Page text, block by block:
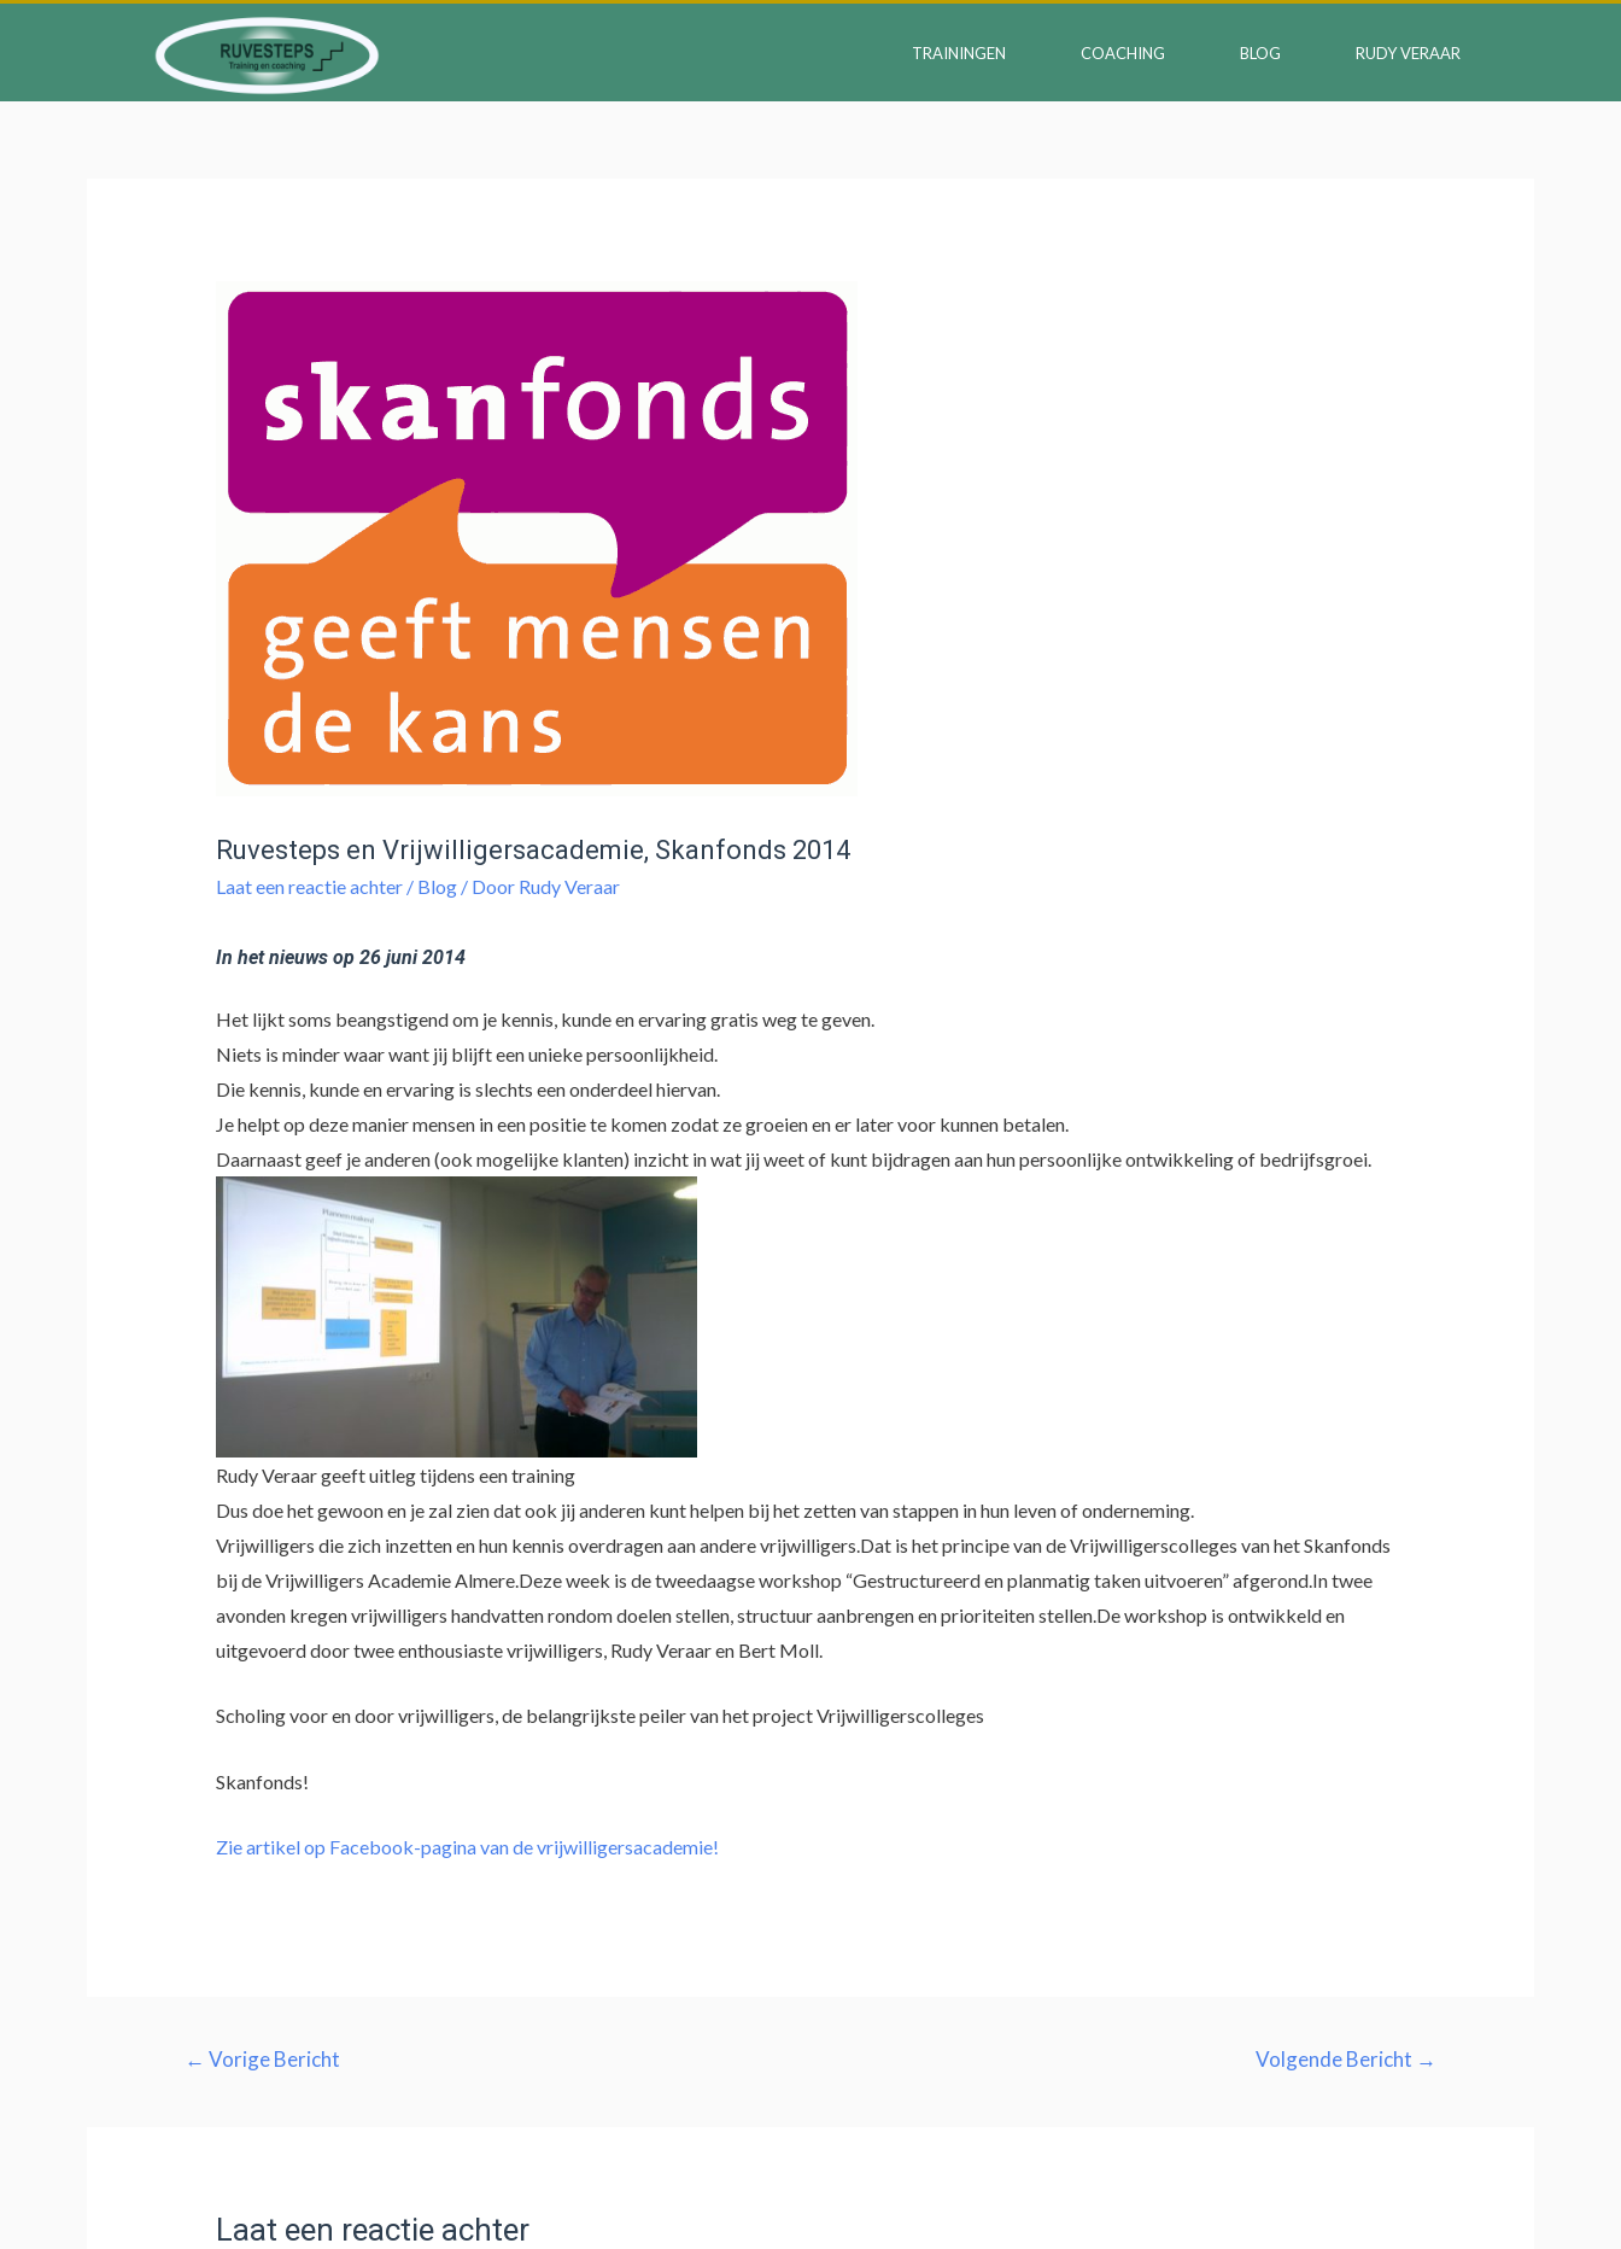
TRAININGEN COACHING BLOG RUDY VERAAR
Ruvesteps en Vrijwilligersacademie, Skanfonds 2014
Laat een reactie achter / Blog/ Door Rudy Veraar
In het nieuws op 26 juni 2014
Het lijkt soms beangstigend om je kennis, kunde en ervaring gratis weg te geven.
Niets is minder waar want jij blijft een unieke persoonlijkheid.
Die kennis, kunde en ervaring is slechts een onderdeel hiervan.
Je helpt op deze manier mensen in een positie te komen zodat ze groeien en er later voor kunnen betalen.
Daarnaast geef je anderen (ook mogelijke klanten) inzicht in wat jij weet of kunt bijdragen aan hun persoonlijke ontwikkeling of bedrijfsgroei.
Rudy Veraar geeft uitleg tijdens een training
Dus doe het gewoon en je zal zien dat ook jij anderen kunt helpen bij het zetten van stappen in hun leven of onderneming.
Vrijwilligers die zich inzetten en hun kennis overdragen aan andere vrijwilligers.Dat is het principe van de Vrijwilligerscolleges van het Skanfonds
bij de Vrijwilligers Academie Almere.Deze week is de tweedaagse workshop “Gestructureerd en planmatig taken uitvoeren” afgerond.In twee
avonden kregen vrijwilligers handvatten rondom doelen stellen, structuur aanbrengen en prioriteiten stellen.De workshop is ontwikkeld en
uitgevoerd door twee enthousiaste vrijwilligers, Rudy Veraar en Bert Moll.
Scholing voor en door vrijwilligers, de belangrijkste peiler van het project Vrijwilligerscolleges
Skanfonds!
Zie artikel op Facebook-pagina van de vrijwilligersacademie!
← Vorige Bericht Volgende Bericht →
Laat een reactie achter